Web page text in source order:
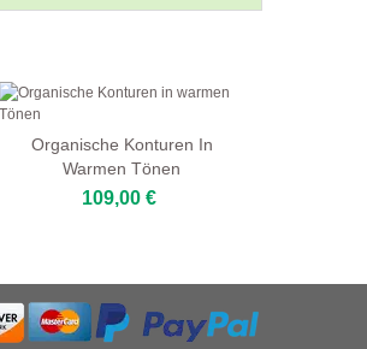
Organische Konturen In
Warmen Tönen
109,00 €